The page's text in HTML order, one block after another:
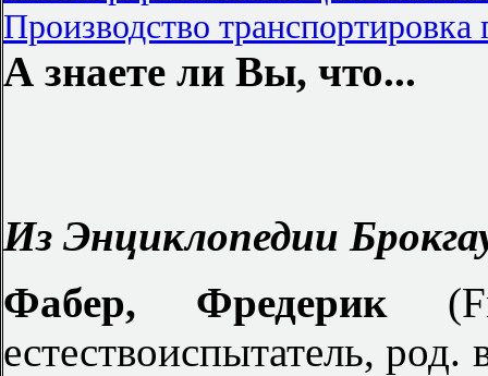
Производство транспортировка
А знаете ли Вы, что...
Из Энциклопедии
Фабер, Фредерик
естествоиспытатель,